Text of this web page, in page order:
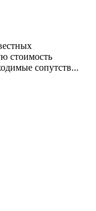
стоимость
сопутств...